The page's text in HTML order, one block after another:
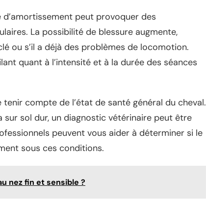
d’amortissement peut provoquer des
La possibilité de blessure augmente,
ou s’il a déjà des problèmes de locomotion.
quant à l’intensité et à la durée des séances
compte de l’état de santé général du cheval.
sur sol dur, un diagnostic vétérinaire peut être
peuvent vous aider à déterminer si le
sous ces conditions.
nez fin et sensible ?